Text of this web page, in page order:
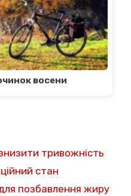
восени
тривожність
стан
позбавлення жиру